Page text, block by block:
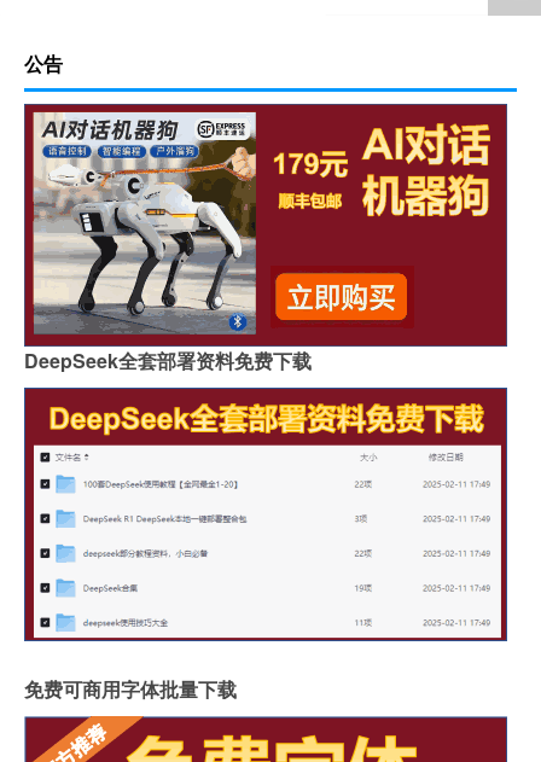
公告
DeepSeek全套部署资料免费下载
免费可商用字体批量下载